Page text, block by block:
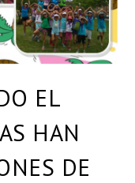
EL
HAN
DE